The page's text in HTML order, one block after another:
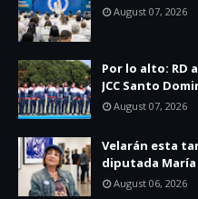
August 07, 2026
Por lo alto: RD
JCC Santo
August 07, 2026
Velarán esta
diputada
August 06, 2026